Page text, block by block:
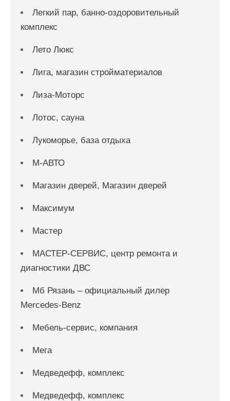
Легкий пар, банно-оздоровительный
комплекс
Лето Люкс
Лига, магазин стройматериалов
Лиза-Моторс
Лотос, сауна
Лукоморье, база отдыха
М-АВТО
Магазин дверей, Магазин дверей
Максимум
Мастер
МАСТЕР-СЕРВИС, центр ремонта и
диагностики ДВС
Мб Рязань – официальный дилер
Mercedes-Benz
Мебель-сервис, компания
Мега
Медведефф, комплекс
Медведефф, комплекс